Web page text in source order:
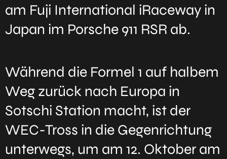
am Fuji International iRaceway in
Japan im Porsche 911 RSR ab.
Während die Formel 1 auf halbem
Weg zurück nach Europa in
Sotschi Station macht, ist der
WEC-Tross in die Gegenrichtung
unterwegs, um am 12. Oktober am